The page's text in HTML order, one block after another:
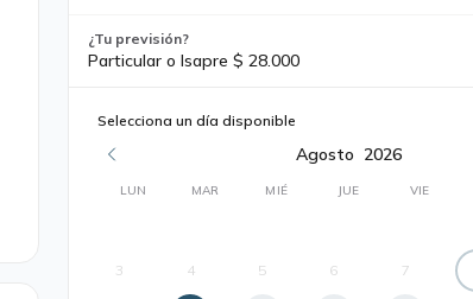
¿Tu previsión?
Particular o Isapre $ 28.000
Selecciona un día disponible
Agosto 2026
LUN MAR MIÉ JUE VIE
3 4 5 6 7